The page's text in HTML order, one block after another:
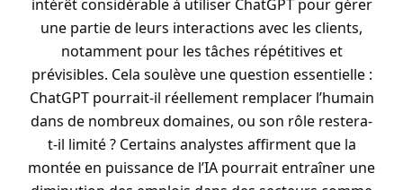
intérêt considérable à utiliser ChatGPT pour gérer
une partie de leurs interactions avec les clients,
notamment pour les tâches répétitives et
prévisibles. Cela soulève une question essentielle :
ChatGPT pourrait-il réellement remplacer l’humain
dans de nombreux domaines, ou son rôle restera-
t-il limité ? Certains analystes affirment que la
montée en puissance de l’IA pourrait entraîner une